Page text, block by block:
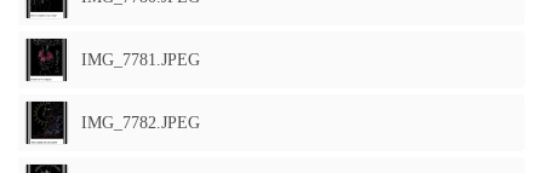
IMG_7781.JPEG
IMG_7782.JPEG